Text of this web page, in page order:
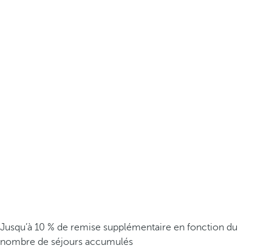
Jusqu’à 10 % de remise supplémentaire en fonction du
nombre de séjours accumulés